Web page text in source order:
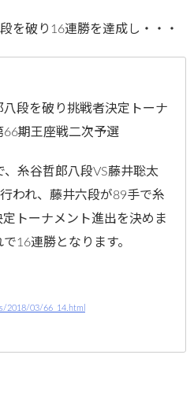
を破り16連勝を達成し・・・
段を破り挑戦者決定トーナ
66期王座戦二次予選
糸谷哲郎八段VS藤井聡太
われ、藤井六段が89手で糸
トーナメント進出を決めま
16連勝となります。
2018/03/66_14.html